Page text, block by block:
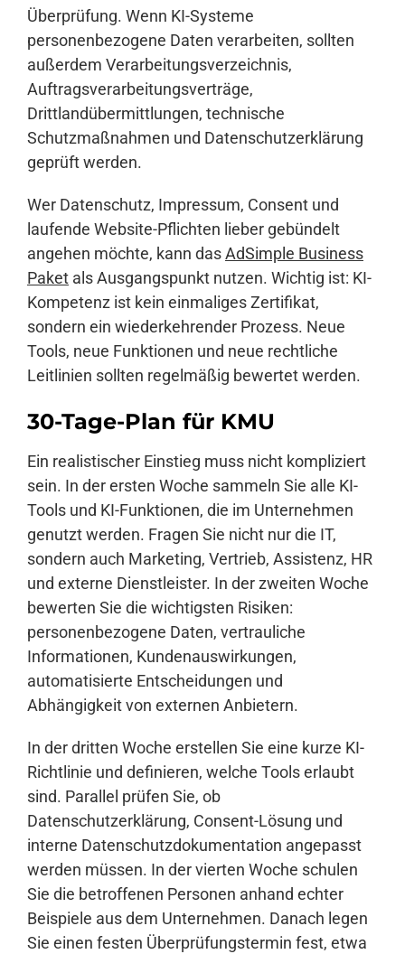
Überprüfung. Wenn KI-Systeme
personenbezogene Daten verarbeiten, sollten
außerdem Verarbeitungsverzeichnis,
Auftragsverarbeitungsverträge,
Drittlandübermittlungen, technische
Schutzmaßnahmen und Datenschutzerklärung
geprüft werden.
Wer Datenschutz, Impressum, Consent und
laufende Website-Pflichten lieber gebündelt
angehen möchte, kann dasAdSimple Business
Paket als Ausgangspunkt nutzen. Wichtig ist: KI-
Kompetenz ist kein einmaliges Zertifikat,
sondern ein wiederkehrender Prozess. Neue
Tools, neue Funktionen und neue rechtliche
Leitlinien sollten regelmäßig bewertet werden.
30-Tage-Plan für KMU
Ein realistischer Einstieg muss nicht kompliziert
sein. In der ersten Woche sammeln Sie alle KI-
Tools und KI-Funktionen, die im Unternehmen
genutzt werden. Fragen Sie nicht nur die IT,
sondern auch Marketing, Vertrieb, Assistenz, HR
und externe Dienstleister. In der zweiten Woche
bewerten Sie die wichtigsten Risiken:
personenbezogene Daten, vertrauliche
Informationen, Kundenauswirkungen,
automatisierte Entscheidungen und
Abhängigkeit von externen Anbietern.
In der dritten Woche erstellen Sie eine kurze KI-
Richtlinie und definieren, welche Tools erlaubt
sind. Parallel prüfen Sie, ob
Datenschutzerklärung, Consent-Lösung und
interne Datenschutzdokumentation angepasst
werden müssen. In der vierten Woche schulen
Sie die betroffenen Personen anhand echter
Beispiele aus dem Unternehmen. Danach legen
Sie einen festen Überprüfungstermin fest, etwa